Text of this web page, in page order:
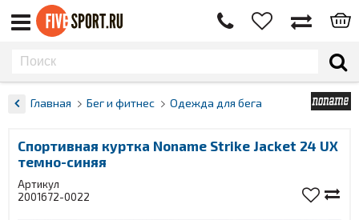
Главная Бег и фитнес Одежда для бега
Спортивная куртка Noname Strike Jacket 24 UX
темно-синяя
Артикул
2001672-0022